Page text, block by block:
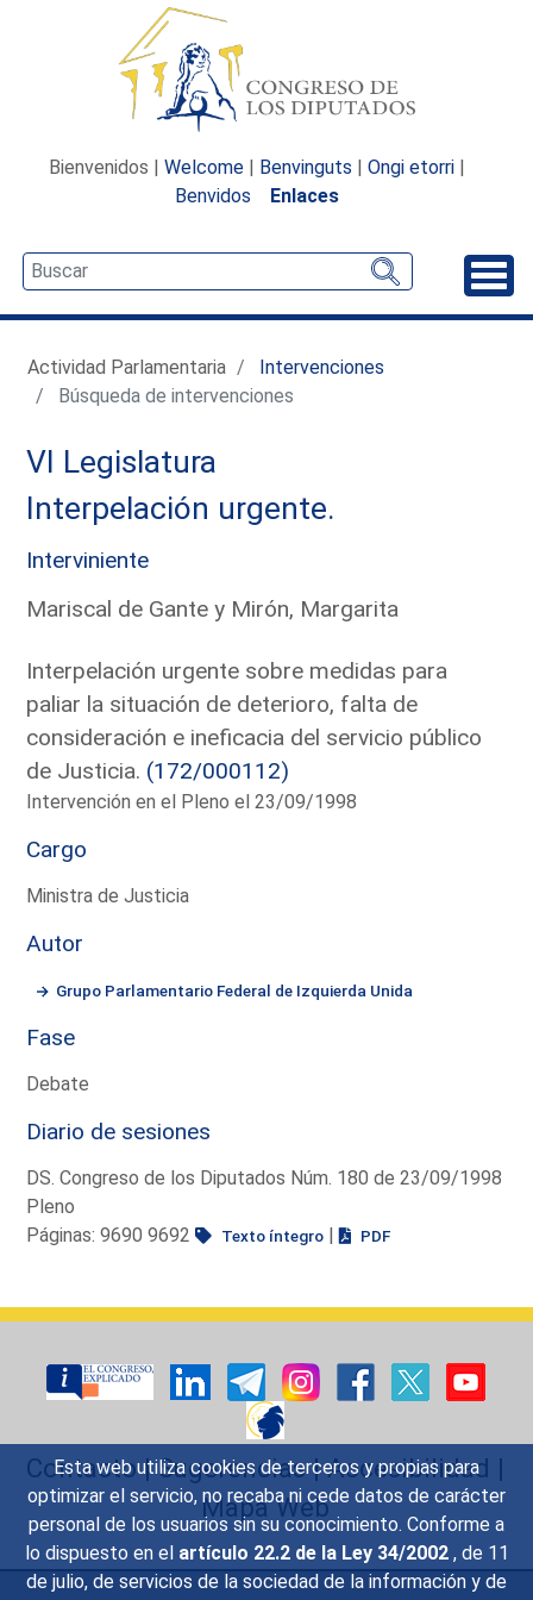
Esta web utiliza cookies de terceros y propias para
optimizar el servicio, no recaba ni cede datos de carácter
personal de los usuarios sin su conocimiento. Conforme a
lo dispuesto en el artículo 22.2 de la Ley 34/2002 , de 11
de julio, de servicios de la sociedad de la información y de
Bienvenidos | Welcome | Benvinguts | Ongi etorri |
Benvidos
Enlaces
Actividad Parlamentaria
Intervenciones
Búsqueda de intervenciones
VI Legislatura
Interpelación urgente.
Interviniente
Mariscal de Gante y Mirón, Margarita
Interpelación urgente sobre medidas para
paliar la situación de deterioro, falta de
consideración e ineficacia del servicio público
de Justicia. (172/000112)
Intervención en el Pleno el 23/09/1998
Cargo
Ministra de Justicia
Autor
Grupo Parlamentario Federal de Izquierda Unida
Fase
Debate
Diario de sesiones
DS. Congreso de los Diputados Núm. 180 de 23/09/1998
Pleno
Páginas: 9690 9692
Texto íntegro | PDF
Contacto|Sugerencias|Accesibilidad |
Mapa Web